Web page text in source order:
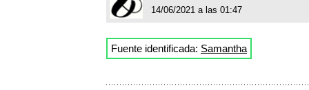
14/06/2021 a las 01:47
Fuente identificada: Samantha